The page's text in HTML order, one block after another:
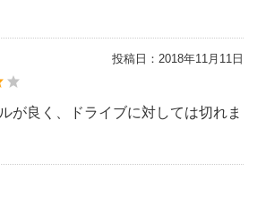
投稿日： 2018年11月11日
が良く、ドライブに対しては切れま